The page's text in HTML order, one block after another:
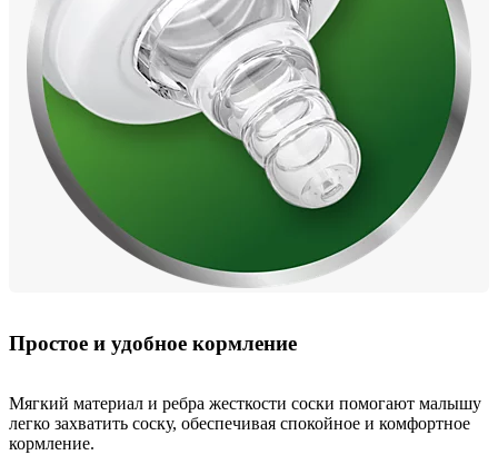
Простое и удобное кормление
Мягкий материал и ребра жесткости соски помогают малышу
легко захватить соску, обеспечивая спокойное и комфортное
кормление.